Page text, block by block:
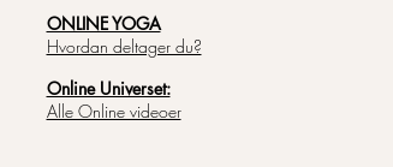
ONLINE YOGA
Hvordan deltager du?
Online Universet:
Alle Online videoer